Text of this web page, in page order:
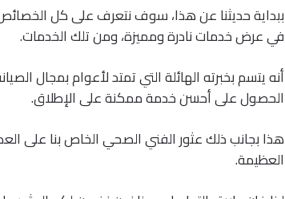
ببداية حديثنا عن هذا، سوف نتعرف على كل
في عرض خدمات نادرة ومميزة، ومن تلك الخدمات.
أنه يتسم بخبرته الهائلة التي تمتد لأعوام بمجال
الحصول على أحسن خدمة ممكنة على الإطلاق.
هذا بجانب ذلك عثور الفني الصحي الخاص بنا على
العظيمة.